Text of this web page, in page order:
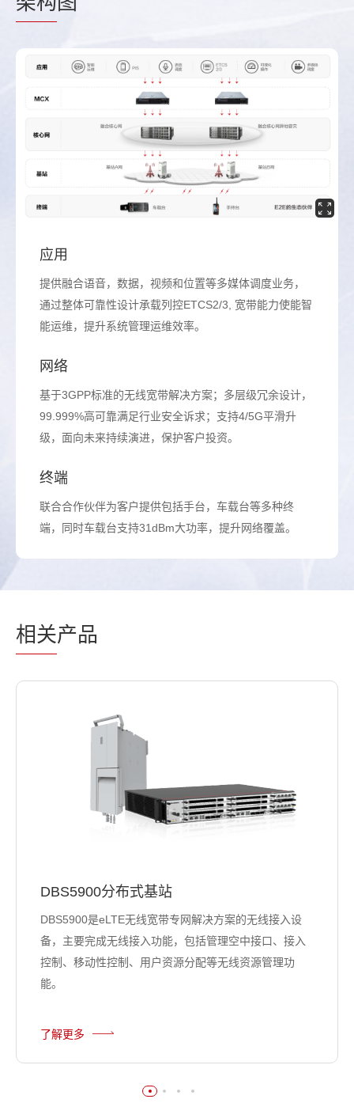
应用
提供融合语音，数据，视频和位置等多媒体调度业务，
通过整体可靠性设计承载列控ETCS2/3, 宽带能力使能智
能运维，提升系统管理运维效率。
网络
基于3GPP标准的无线宽带解决方案；多层级冗余设计，
99.999%高可靠满足行业安全诉求；支持4/5G平滑升
级，面向未来持续演进，保护客户投资。
终端
联合合作伙伴为客户提供包括手台，车载台等多种终
端，同时车载台支持31dBm大功率，提升网络覆盖。
相关产品
DBS5900分布式基站
DBS5900是eLTE无线宽带专网解决方案的无线接入设
备，主要完成无线接入功能，包括管理空中接口、接入
控制、移动性控制、用户资源分配等无线资源管理功
能。
了解更多